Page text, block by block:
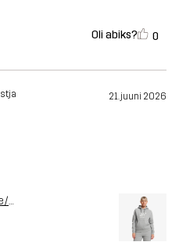
Oli abiks? 0
21. juuni 2026
Grey Melange/Oatmeal